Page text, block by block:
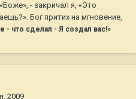
- закричал я, «Это
Бог притих на мгновение,
- что сделал - Я создал вас!»
2009